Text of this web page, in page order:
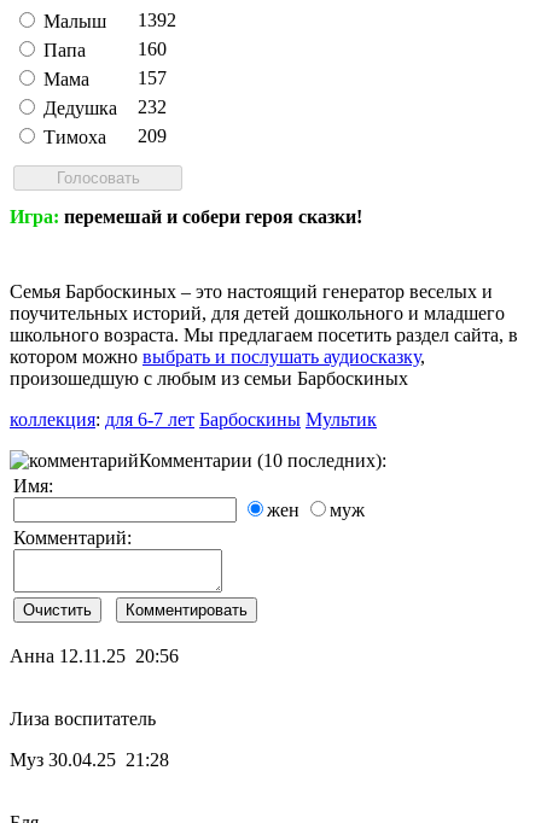
Малыш
1392
Папа
160
Мама
157
Дедушка
232
Тимоха
209
Игра: перемешай и собери героя сказки!
Семья Барбоскиных – это настоящий генератор веселых и
поучительных историй, для детей дошкольного и младшего
школьного возраста. Мы предлагаем посетить раздел сайта, в
котором можно выбрать и послушать аудиосказку,
произошедшую с любым из семьи Барбоскиных
коллекция: для 6-7 лет Барбоскины Мультик
Комментарии (10 последних):
Имя:
жен
муж
Комментарий:
Анна 12.11.25 20:56
Лиза воспитатель
Муз 30.04.25 21:28